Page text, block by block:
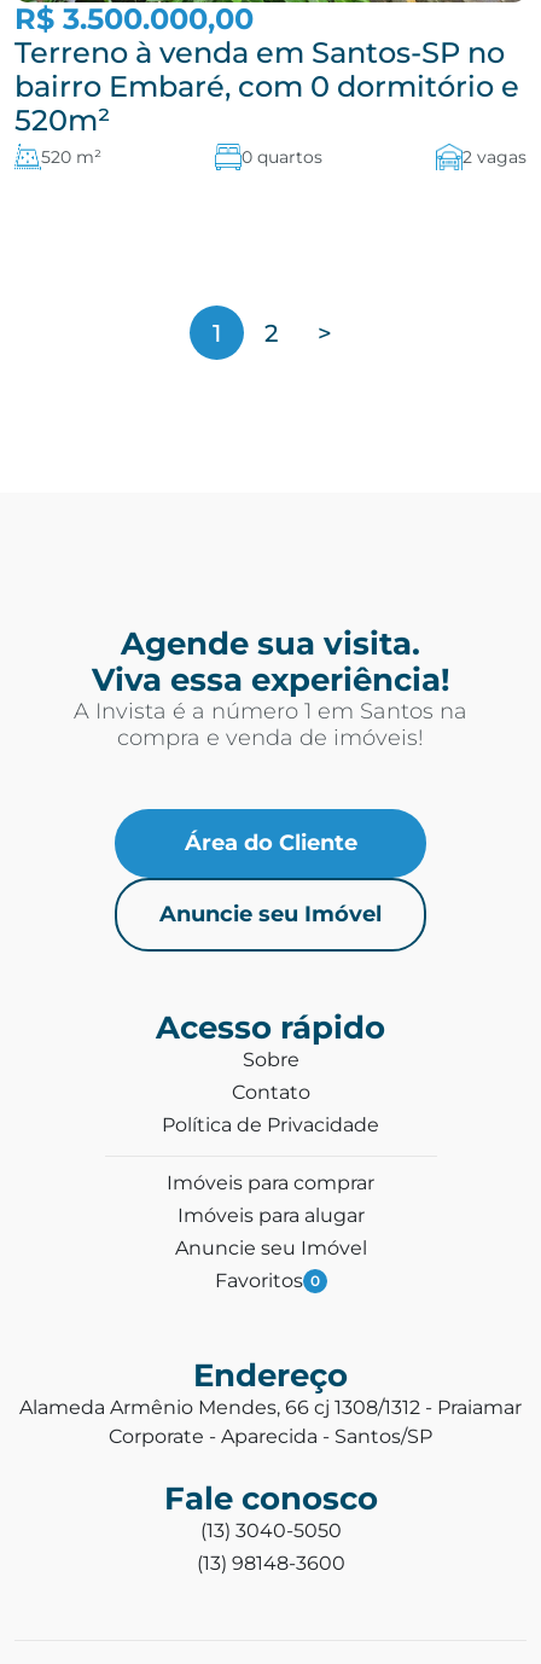
R$ 3.500.000,00
Terreno à venda em Santos-SP no
bairro Embaré, com 0 dormitório e
520m²
520 m² 0 quartos 2 vagas
1 2 >
Agende sua visita.
Viva essa experiência!
A Invista é a número 1 em Santos na
compra e venda de imóveis!
Área do Cliente
Anuncie seu Imóvel
Acesso rápido
Sobre
Contato
Política de Privacidade
Imóveis para comprar
Imóveis para alugar
Anuncie seu Imóvel
Favoritos 0
Endereço
Alameda Armênio Mendes, 66 cj 1308/1312 - Praiamar
Corporate - Aparecida - Santos/SP
Fale conosco
(13) 3040-5050
(13) 98148-3600